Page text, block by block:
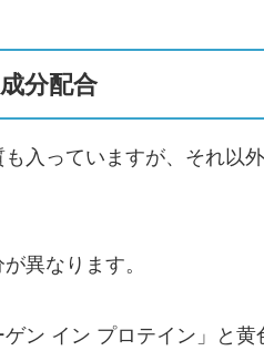
分配合
入っていますが、それ以
異なります。
ン イン プロテイン」と